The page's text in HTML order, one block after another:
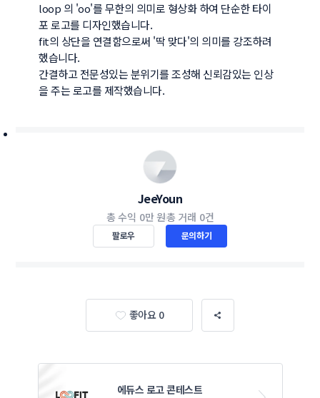
loop 의 'oo'를 무한의 의미로 형상화 하여 단순한 타이
포 로고를 디자인했습니다.
fit의 상단을 연결함으로써 '딱 맞다'의 의미를 강조하려
했습니다.
간결하고 전문성있는 분위기를 조성해 신뢰감있는 인상
을 주는 로고를 제작했습니다.
JeeYoun
총 수익 0만 원총 거래 0건
팔로우 문의하기
좋아요 0
에듀스 로고 콘테스트